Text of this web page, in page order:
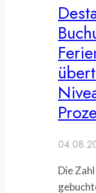
Die